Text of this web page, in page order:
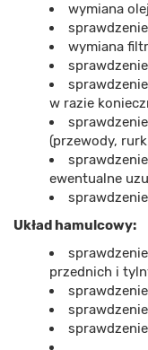
wymiana
wymiana
w razie
(przewody,
ewentualne
Układ hamulcowy:
przednich i